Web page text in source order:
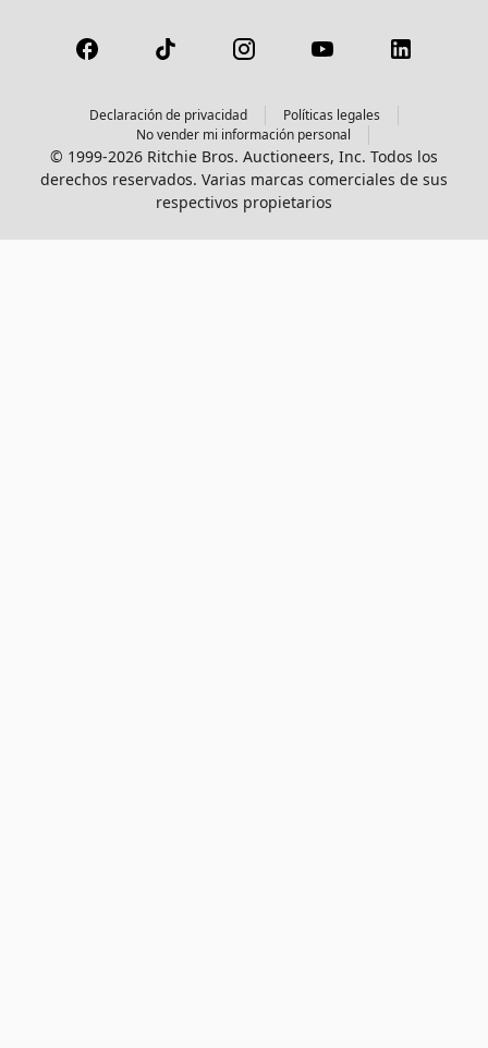
Declaración de privacidad
Políticas legales
No vender mi información personal
© 1999-2026 Ritchie Bros. Auctioneers, Inc. Todos los
derechos reservados. Varias marcas comerciales de sus
respectivos propietarios